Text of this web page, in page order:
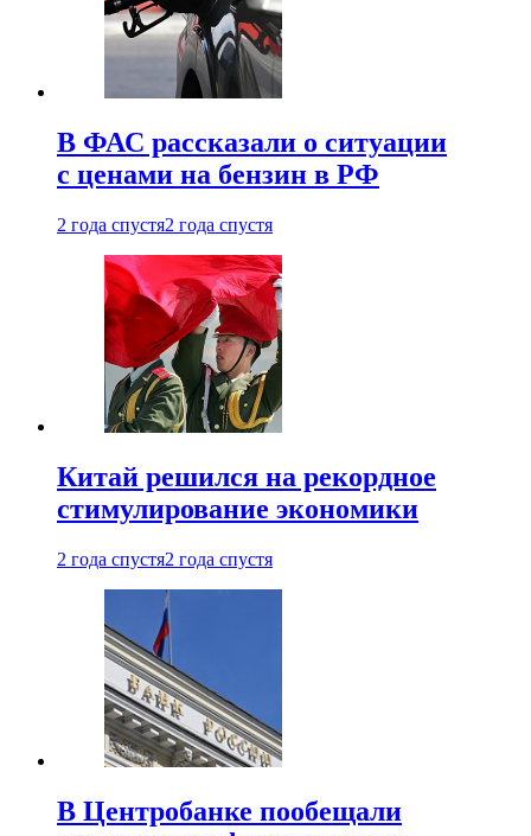
В ФАС рассказали о ситуации
с ценами на бензин в РФ
2 года спустя2 года спустя
Китай решился на рекордное
стимулирование экономики
2 года спустя2 года спустя
В Центробанке пообещали